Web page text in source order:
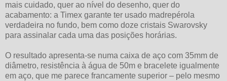
mais cuidado, quer ao nível do desenho, quer do
acabamento: a Timex garante ter usado madrepérola
verdadeira no fundo, bem como doze cristais Swarovsky
para assinalar cada uma das posições horárias.
O resultado apresenta-se numa caixa de aço com 35mm de
diâmetro, resistência à água de 50m e bracelete igualmente
em aço, que me parece francamente superior – pelo mesmo